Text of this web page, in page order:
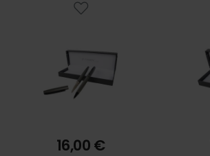
16,00 €